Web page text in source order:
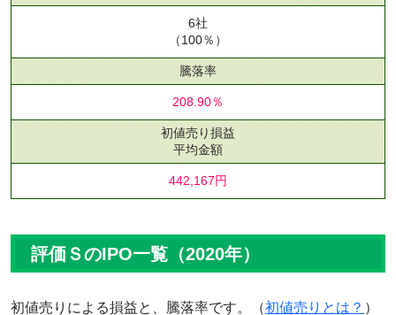
6社
（100％）
騰落率
208.90％
初値売り損益
平均金額
442,167円
評価ＳのIPO一覧（2020年）
初値売りによる損益と、騰落率です。（初値売りとは？ ）